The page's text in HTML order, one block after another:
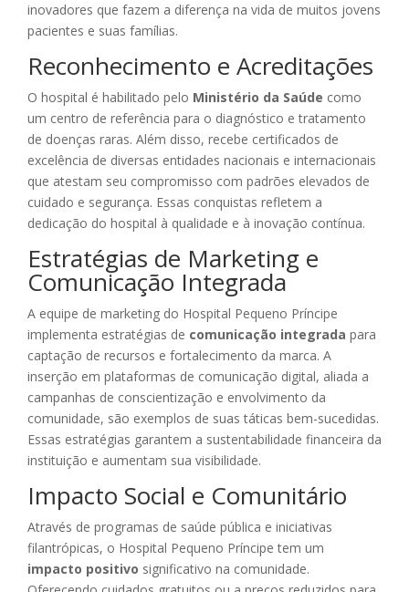
inovadores que fazem a diferença na vida de muitos jovens
pacientes e suas famílias.
Reconhecimento e Acreditações
O hospital é habilitado pelo Ministério da Saúde como
um centro de referência para o diagnóstico e tratamento
de doenças raras. Além disso, recebe certificados de
excelência de diversas entidades nacionais e internacionais
que atestam seu compromisso com padrões elevados de
cuidado e segurança. Essas conquistas refletem a
dedicação do hospital à qualidade e à inovação contínua.
Estratégias de Marketing e
Comunicação Integrada
A equipe de marketing do Hospital Pequeno Príncipe
implementa estratégias de comunicação integrada para
captação de recursos e fortalecimento da marca. A
inserção em plataformas de comunicação digital, aliada a
campanhas de conscientização e envolvimento da
comunidade, são exemplos de suas táticas bem-sucedidas.
Essas estratégias garantem a sustentabilidade financeira da
instituição e aumentam sua visibilidade.
Impacto Social e Comunitário
Através de programas de saúde pública e iniciativas
filantrópicas, o Hospital Pequeno Príncipe tem um
impacto positivo significativo na comunidade.